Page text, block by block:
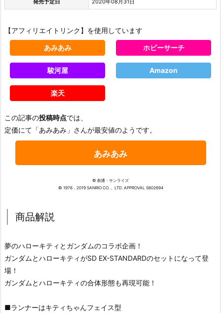
発売予定日 2020年08月31日
【アフィリエイトリンク】を使用しています
あみあみ ホビーサーチ
駿河屋 Amazon
楽天
この記事の投稿時点では、
定価にて「あみあみ」さんが最安値のようです。
あみあみ
© 創通・サンライズ
© 1976，2019 SANRIO CO.， LTD. APPROVAL S602694
商品解説
夢のハローキティとガンダムのコラボ企画！
ガンダムとハローキティがSD EX-STANDARDのセットになって登
場！
ガンダムとハローキティの合体形態も再現可能！
■ランナーはキティちゃんフェイス型